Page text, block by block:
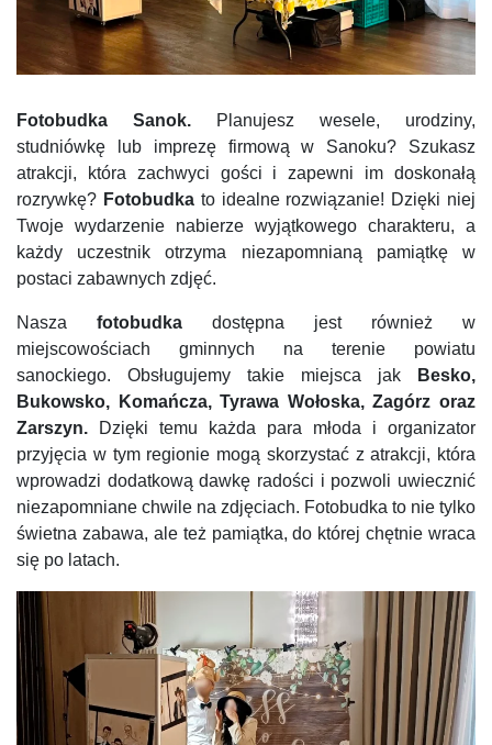
Fotobudka Sanok. Planujesz wesele, urodziny,
studniówkę lub imprezę firmową w Sanoku? Szukasz
atrakcji, która zachwyci gości i zapewni im doskonałą
rozrywkę? Fotobudkato idealne rozwiązanie! Dzięki niej
Twoje wydarzenie nabierze wyjątkowego charakteru, a
każdy uczestnik otrzyma niezapomnianą pamiątkę w
postaci zabawnych zdjęć.
Nasza fotobudka dostępna jest również w
miejscowościach gminnych na terenie powiatu
sanockiego. Obsługujemy takie miejsca jak
Besko,
Bukowsko, Komańcza, Tyrawa Wołoska, Zagórz oraz
Zarszyn. Dzięki temu każda para młoda i organizator
przyjęcia w tym regionie mogą skorzystać z atrakcji, która
wprowadzi dodatkową dawkę radości i pozwoli uwiecznić
niezapomniane chwile na zdjęciach. Fotobudka to nie tylko
świetna zabawa, ale też pamiątka, do której chętnie wraca
się po latach.